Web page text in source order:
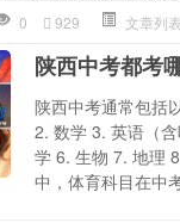
0 929 文章列表
陕西中考都考
陕西中考通常包括
2. 数学 3. 英语（
学 6. 生物 7. 地理
中，体育科目在中